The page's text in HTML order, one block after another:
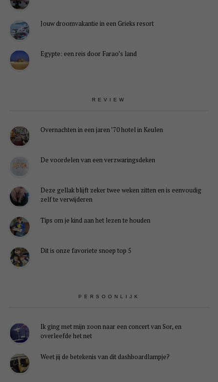
Jouw droomvakantie in een Grieks resort
Egypte: een reis door Farao’s land
REVIEW
Overnachten in een jaren ’70 hotel in Keulen
De voordelen van een verzwaringsdeken
Deze gellak blijft zeker twee weken zitten en is eenvoudig
zelf te verwijderen
Tips om je kind aan het lezen te houden
Dit is onze favoriete snoep top 5
PERSOONLIJK
Ik ging met mijn zoon naar een concert van Sor, en
overleefde het net
Weet jij de betekenis van dit dashboardlampje?